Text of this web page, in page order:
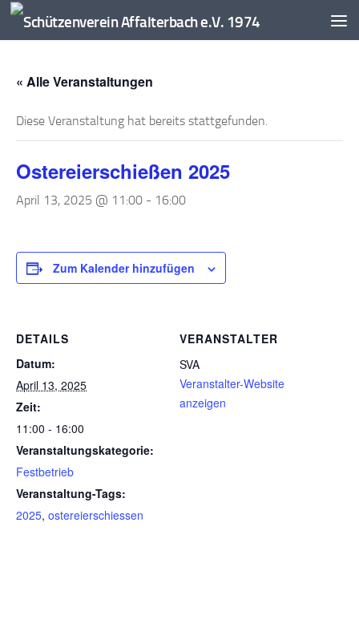
Zum Inhalt springen
« Alle Veranstaltungen
Diese Veranstaltung hat bereits stattgefunden.
Ostereierschießen 2025
April 13, 2025 @ 11:00 - 16:00
Zum Kalender hinzufügen
DETAILS
Datum:
April 13, 2025
Zeit:
11:00 - 16:00
Veranstaltungskategorie:
Festbetrieb
Veranstaltung-Tags:
2025, ostereierschiessen
VERANSTALTER
SVA
Veranstalter-Website
anzeigen